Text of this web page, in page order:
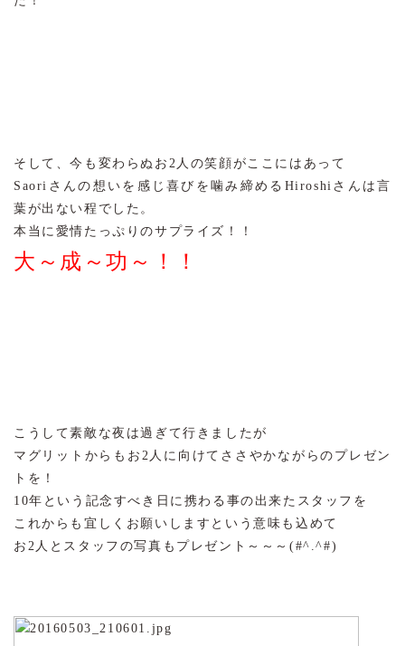
そして、今も変わらぬお2人の笑顔がここにはあって
Saoriさんの想いを感じ喜びを噛み締めるHiroshiさんは言
葉が出ない程でした。
本当に愛情たっぷりのサプライズ！！
大～成～功～！！
こうして素敵な夜は過ぎて行きましたが
マグリットからもお2人に向けてささやかながらのプレゼン
トを！
10年という記念すべき日に携わる事の出来たスタッフを
これからも宜しくお願いしますという意味も込めて
お2人とスタッフの写真もプレゼント～～～(#^.^#)